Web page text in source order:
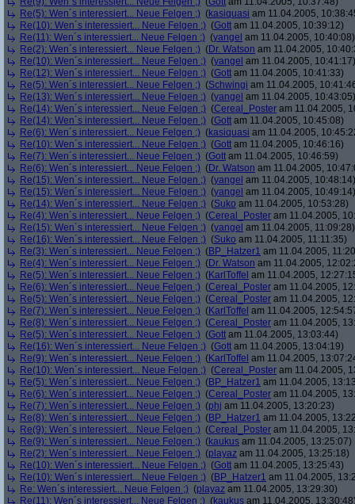
Re(5): Wen´s interessiert... Neue Felgen ;) (kasiquasi am 11.04.2005,
Re(10): Wen´s interessiert... Neue Felgen ;) (Gott am 11.04.2005, 10:39:12)
Re(11): Wen´s interessiert... Neue Felgen ;) (yangel am 11.04.2005, 10:40:08)
Re(2): Wen´s interessiert... Neue Felgen ;) (Dr. Watson am 11.04.2005,
Re(10): Wen´s interessiert... Neue Felgen ;) (yangel am 11.04.2005, 10:41:17)
Re(12): Wen´s interessiert... Neue Felgen ;) (Gott am 11.04.2005, 10:41:33)
Re(5): Wen´s interessiert... Neue Felgen ;) (Schwingi am 11.04.2005,
Re(13): Wen´s interessiert... Neue Felgen ;) (yangel am 11.04.2005, 10:43:05)
Re(14): Wen´s interessiert... Neue Felgen ;) (Cereal_Poster am 11.04.2005,
Re(14): Wen´s interessiert... Neue Felgen ;) (Gott am 11.04.2005, 10:45:08)
Re(6): Wen´s interessiert... Neue Felgen ;) (kasiquasi am 11.04.2005,
Re(10): Wen´s interessiert... Neue Felgen ;) (Gott am 11.04.2005, 10:46:16)
Re(7): Wen´s interessiert... Neue Felgen ;) (Gott am 11.04.2005, 10:46:59)
Re(6): Wen´s interessiert... Neue Felgen ;) (Dr. Watson am 11.04.2005,
Re(15): Wen´s interessiert... Neue Felgen ;) (yangel am 11.04.2005, 10:48:14)
Re(15): Wen´s interessiert... Neue Felgen ;) (yangel am 11.04.2005, 10:49:14)
Re(14): Wen´s interessiert... Neue Felgen ;) (Suko am 11.04.2005, 10:53:28)
Re(4): Wen´s interessiert... Neue Felgen ;) (Cereal_Poster am 11.04.2005,
Re(15): Wen´s interessiert... Neue Felgen ;) (yangel am 11.04.2005, 11:09:28)
Re(16): Wen´s interessiert... Neue Felgen ;) (Suko am 11.04.2005, 11:11:35)
Re(3): Wen´s interessiert... Neue Felgen ;) (BP_Hatzer1 am 11.04.2005,
Re(4): Wen´s interessiert... Neue Felgen ;) (Dr. Watson am 11.04.2005,
Re(5): Wen´s interessiert... Neue Felgen ;) (KarlToffel am 11.04.2005,
Re(6): Wen´s interessiert... Neue Felgen ;) (Cereal_Poster am 11.04.2005,
Re(5): Wen´s interessiert... Neue Felgen ;) (Cereal_Poster am 11.04.2005,
Re(7): Wen´s interessiert... Neue Felgen ;) (KarlToffel am 11.04.2005,
Re(8): Wen´s interessiert... Neue Felgen ;) (Cereal_Poster am 11.04.2005,
Re(5): Wen´s interessiert... Neue Felgen ;) (Gott am 11.04.2005, 13:03:44)
Re(16): Wen´s interessiert... Neue Felgen ;) (Gott am 11.04.2005, 13:04:19)
Re(9): Wen´s interessiert... Neue Felgen ;) (KarlToffel am 11.04.2005,
Re(10): Wen´s interessiert... Neue Felgen ;) (Cereal_Poster am 11.04.2005,
Re(5): Wen´s interessiert... Neue Felgen ;) (BP_Hatzer1 am 11.04.2005,
Re(6): Wen´s interessiert... Neue Felgen ;) (Cereal_Poster am 11.04.2005,
Re(7): Wen´s interessiert... Neue Felgen ;) (phj am 11.04.2005, 13:20:23)
Re(8): Wen´s interessiert... Neue Felgen ;) (BP_Hatzer1 am 11.04.2005,
Re(9): Wen´s interessiert... Neue Felgen ;) (Cereal_Poster am 11.04.2005,
Re(9): Wen´s interessiert... Neue Felgen ;) (kaukus am 11.04.2005, 13:25:07)
Re(2): Wen´s interessiert... Neue Felgen ;) (playaz am 11.04.2005, 13:25:18)
Re(10): Wen´s interessiert... Neue Felgen ;) (Gott am 11.04.2005, 13:25:43)
Re(10): Wen´s interessiert... Neue Felgen ;) (BP_Hatzer1 am 11.04.2005,
Re: Wen´s interessiert... Neue Felgen ;) (playaz am 11.04.2005, 13:29:30)
Re(11): Wen´s interessiert... Neue Felgen ;) (kaukus am 11.04.2005,